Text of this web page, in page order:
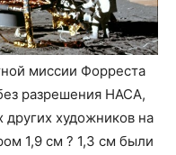
миссии Форреста
разрешения НАСА,
художников на
1,9 см ? 1,3 см были